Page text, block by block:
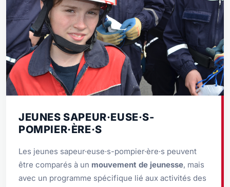
JEUNES SAPEUR·EUSE·S-
POMPIER·ÈRE·S
Les jeunes sapeur·euse·s-pompier·ère·s peuvent
être comparés à un mouvement de jeunesse, mais
avec un programme spécifique lié aux activités des